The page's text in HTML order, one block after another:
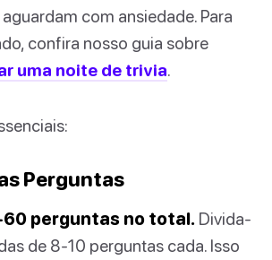
com ansiedade. Para
confira nosso guia sobre
uma noite de trivia.
Perguntas
60 perguntas no total. Divida-
de 8-10 perguntas cada. Isso